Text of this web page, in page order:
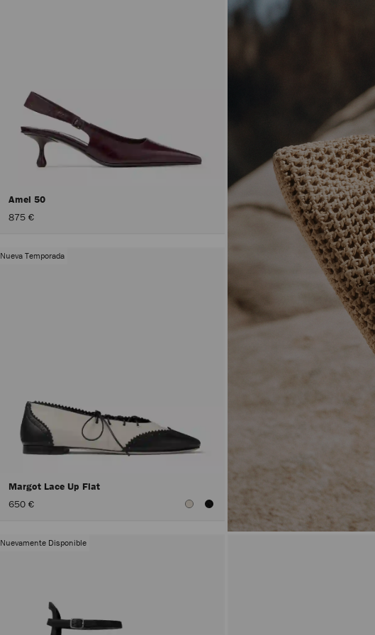
Amel 50
875 €
Nueva Temporada
Margot Lace Up Flat
650 €
Nuevamente Disponible